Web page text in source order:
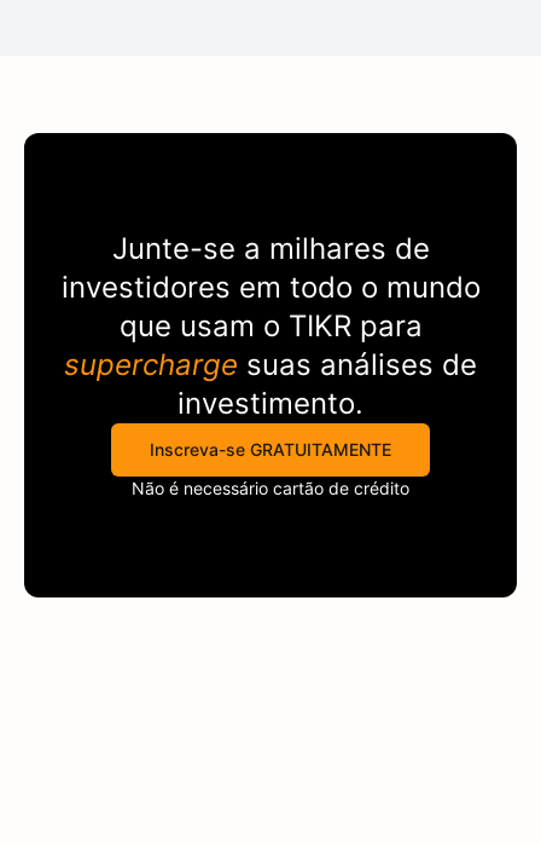
Junte-se a milhares de
investidores em todo o mundo
que usam o TIKRpara
supercharge suas análises de
investimento.
Inscreva-se GRATUITAMENTE
Não é necessário cartão de crédito